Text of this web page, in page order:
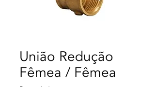
União Redução
Fêmea / Fêmea